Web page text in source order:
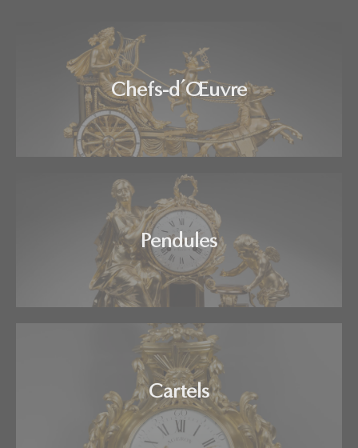
Chefs-d’Œuvre
Pendules
Cartels